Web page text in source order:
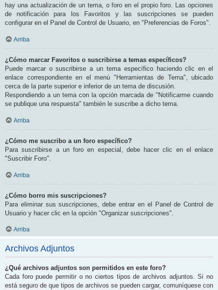
hay una actualización de un tema, o foro en el propio foro. Las opciones
de notificación para los Favoritos y las suscripciones se pueden
configurar en el Panel de Control de Usuario, en "Preferencias de Foros".
Arriba
¿Cómo marcar Favoritos o suscribirse a temas específicos?
Puede marcar o suscribirse a un tema específico haciendo clic en el
enlace correspondiente en el menú "Herramientas de Tema", ubicado
cerca de la parte superior e inferior de un tema de discusión.
Respondiendo a un tema con la opción marcada de "Notificarme cuando
se publique una respuesta" también le suscribe a dicho tema.
Arriba
¿Cómo me suscribo a un foro específico?
Para suscribirse a un foro en especial, debe hacer clic en el enlace
"Suscribir Foro".
Arriba
¿Cómo borro mis suscripciones?
Para eliminar sus suscripciones, debe entrar en el Panel de Control de
Usuario y hacer clic en la opción "Organizar suscripciones".
Arriba
Archivos Adjuntos
¿Qué archivos adjuntos son permitidos en este foro?
Cada foro puede permitir o no ciertos tipos de archivos adjuntos. Si no
está seguro de que tipos de archivos se pueden cargar, comuníquese con